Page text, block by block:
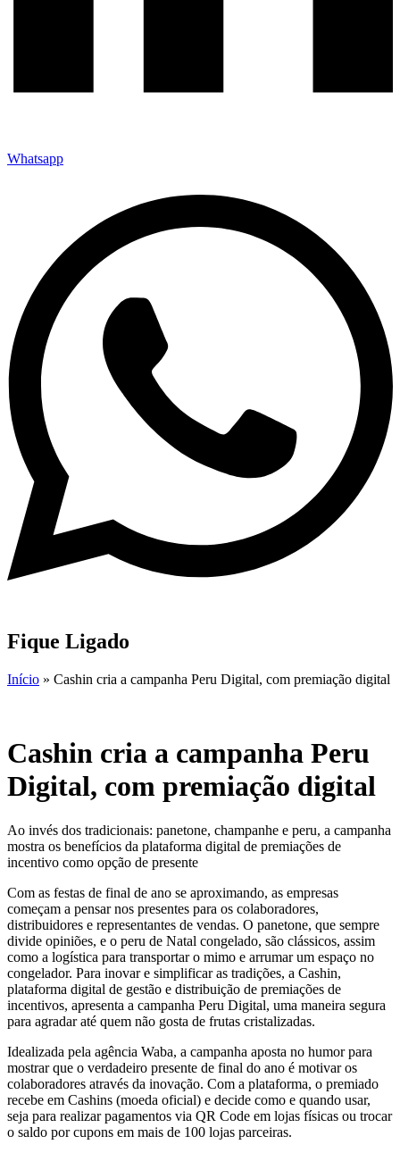
Whatsapp
Fique Ligado
Início » Cashin cria a campanha Peru Digital, com premiação digital
Cashin cria a campanha Peru
Digital, com premiação digital
Ao invés dos tradicionais: panetone, champanhe e peru, a campanha
mostra os benefícios da plataforma digital de premiações de
incentivo como opção de presente
Com as festas de final de ano se aproximando, as empresas
começam a pensar nos presentes para os colaboradores,
distribuidores e representantes de vendas. O panetone, que sempre
divide opiniões, e o peru de Natal congelado, são clássicos, assim
como a logística para transportar o mimo e arrumar um espaço no
congelador. Para inovar e simplificar as tradições, a Cashin,
plataforma digital de gestão e distribuição de premiações de
incentivos, apresenta a campanha Peru Digital, uma maneira segura
para agradar até quem não gosta de frutas cristalizadas.
Idealizada pela agência Waba, a campanha aposta no humor para
mostrar que o verdadeiro presente de final do ano é motivar os
colaboradores através da inovação. Com a plataforma, o premiado
recebe em Cashins (moeda oficial) e decide como e quando usar,
seja para realizar pagamentos via QR Code em lojas físicas ou trocar
o saldo por cupons em mais de 100 lojas parceiras.